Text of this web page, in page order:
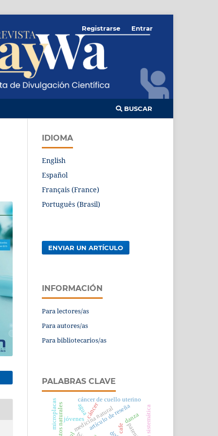
BUSCAR
Registrarse Entrar
IDIOMA
English
Español
Français (France)
Português (Brasil)
ENVIAR UN ARTÍCULO
INFORMACIÓN
Para lectores/as
Para autores/as
Para bibliotecarios/as
PALABRAS CLAVE
artículo de reseña
medicina natural cafe
cáncer
cáncer de cuello uterino
danza
jóvenes
agua
microplacas